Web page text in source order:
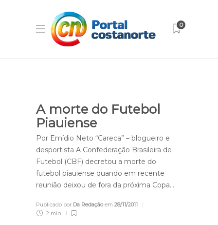
0
A morte do Futebol
Piauiense
Por Emídio Neto “Careca” – blogueiro e
desportista A Confederação Brasileira de
Futebol (CBF) decretou a morte do
futebol piauiense quando em recente
reunião deixou de fora da próxima Copa…
Publicado por Da Redaçãoem 28/11/2011
2 min